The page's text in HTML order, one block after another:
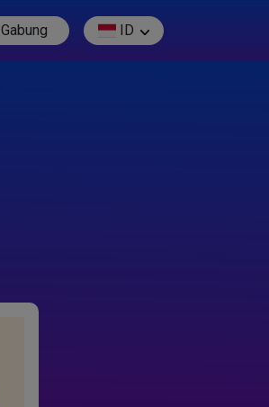
Gabung ID